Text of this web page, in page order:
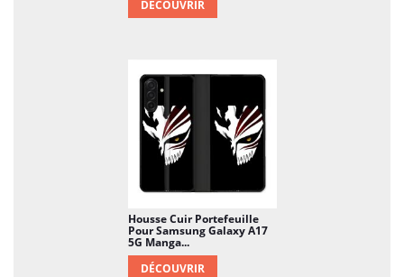
DÉCOUVRIR
Housse Cuir Portefeuille
Pour Samsung Galaxy A17
5G Manga...
DÉCOUVRIR